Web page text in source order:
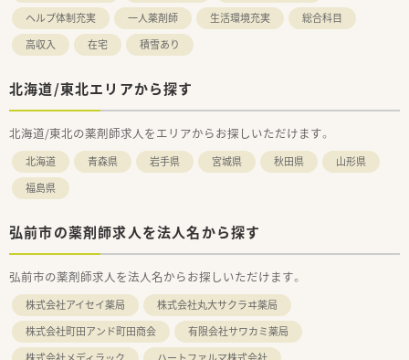
ヘルプ体制充実
一人薬剤師 生活環境充実
総合科目
高収入
在宅 積雪あり
北海道/東北エリアから探す
北海道/東北の薬剤師求人をエリアからお探しいただけます。
北海道 青森県 岩手県 宮城県 秋田県
山形県
福島県
弘前市の薬剤師求人を法人名から探す
弘前市の薬剤師求人を法人名からお探しいただけます。
株式会社アイセイ薬局
株式会社丸大サクラヰ薬局
株式会社町田アンド町田商会
有限会社サワカミ薬局